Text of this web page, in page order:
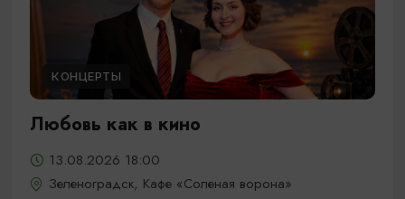
КОНЦЕРТЫ
Любовь как в кино
13.08.2026 18:00
Зеленоградск, Кафе «Соленая ворона»